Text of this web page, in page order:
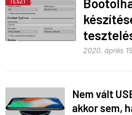
2020. április
Nem vált
akkor sem,